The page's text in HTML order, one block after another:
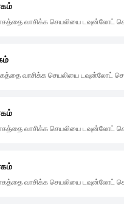
வாசிக்க செயலியை டவுன்லோட்
வாசிக்க செயலியை டவுன்லோட்
வாசிக்க செயலியை டவுன்லோட்
வாசிக்க செயலியை டவுன்லோட்